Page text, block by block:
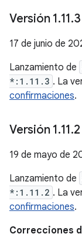
Versión 1.11.3
17 de junio de
Lanzamiento de
*:1.11.3 . La
confirmaciones.
Versión 1.11.2
19 de mayo de
Lanzamiento de
*:1.11.2 . La
confirmaciones.
Correcciones